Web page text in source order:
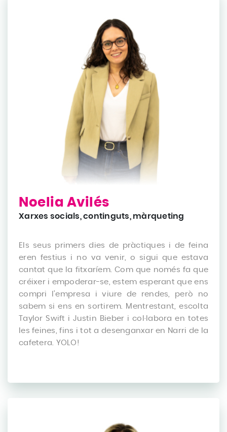
Noelia Avilés
Xarxes socials, continguts, màrqueting
Els seus primers dies de pràctiques i de feina
eren festius i no va venir, o sigui que estava
cantat que la fitxaríem. Com que només fa que
créixer i empoderar-se, estem esperant que ens
compri l’empresa i viure de rendes, però no
sabem si ens en sortirem. Mentrestant, escolta
Taylor Swift i Justin Bieber i col·labora en totes
les feines, fins i tot a desenganxar en Narri de la
cafetera. YOLO!